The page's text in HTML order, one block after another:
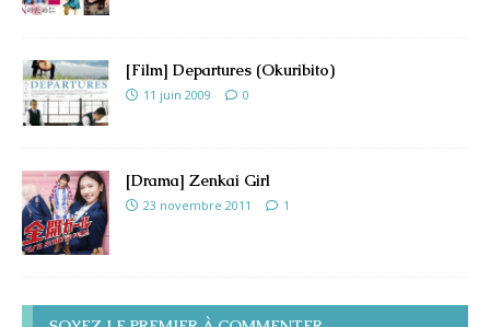
[Film] Departures (Okuribito)
11 juin 2009 0
[Drama] Zenkai Girl
23 novembre 2011 1